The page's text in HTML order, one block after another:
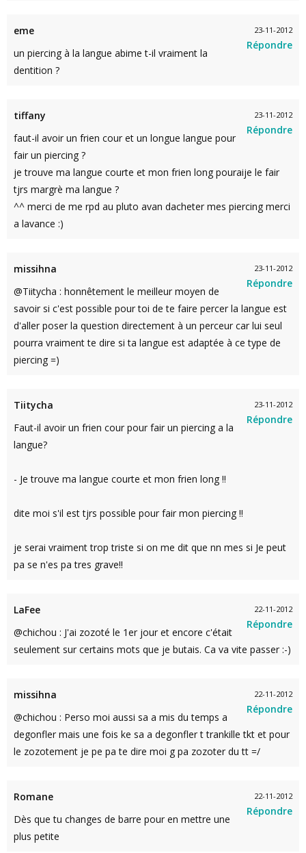
23-11-2012
Répondre
eme
un piercing à la langue abime t-il vraiment la
dentition ?
23-11-2012
Répondre
tiffany
faut-il avoir un frien cour et un longue langue pour
fair un piercing ?
je trouve ma langue courte et mon frien long pouraije le fair
tjrs margrè ma langue ?
^^ merci de me rpd au pluto avan dacheter mes piercing merci
a lavance :)
23-11-2012
Répondre
missihna
@Tiitycha : honnêtement le meilleur moyen de
savoir si c'est possible pour toi de te faire percer la langue est
d'aller poser la question directement à un perceur car lui seul
pourra vraiment te dire si ta langue est adaptée à ce type de
piercing =)
23-11-2012
Répondre
Tiitycha
Faut-il avoir un frien cour pour fair un piercing a la
langue?
- Je trouve ma langue courte et mon frien long !!
dite moi s'il est tjrs possible pour fair mon piercing !!
je serai vraiment trop triste si on me dit que nn mes si Je peut
pa se n'es pa tres grave!!
22-11-2012
Répondre
LaFee
@chichou : J'ai zozoté le 1er jour et encore c'était
seulement sur certains mots que je butais. Ca va vite passer :-)
22-11-2012
Répondre
missihna
@chichou : Perso moi aussi sa a mis du temps a
degonfler mais une fois ke sa a degonfler t trankille tkt et pour
le zozotement je pe pa te dire moi g pa zozoter du tt =/
22-11-2012
Répondre
Romane
Dès que tu changes de barre pour en mettre une
plus petite